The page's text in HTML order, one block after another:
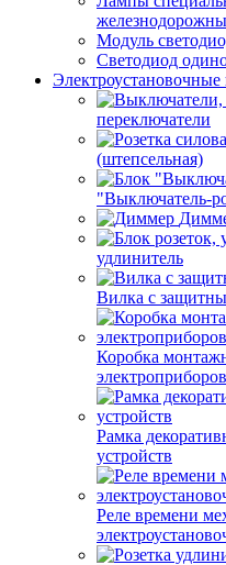
Модуль
Светодиод
Электроустановочные
переключатели
(штепсельная)
"Выключатель-
удлинитель
Вилка с
Коробка
Рамка
устройств
Реле времени